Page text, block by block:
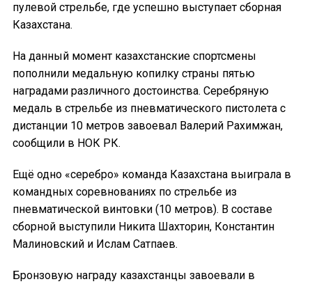
пулевой стрельбе, где успешно выступает сборная
Казахстана.
На данный момент казахстанские спортсмены
пополнили медальную копилку страны пятью
наградами различного достоинства. Серебряную
медаль в стрельбе из пневматического пистолета с
дистанции 10 метров завоевал Валерий Рахимжан,
сообщили в НОК РК.
Ещё одно «серебро» команда Казахстана выиграла в
командных соревнованиях по стрельбе из
пневматической винтовки (10 метров). В составе
сборной выступили Никита Шахторин, Константин
Малиновский и Ислам Сатпаев.
Бронзовую награду казахстанцы завоевали в